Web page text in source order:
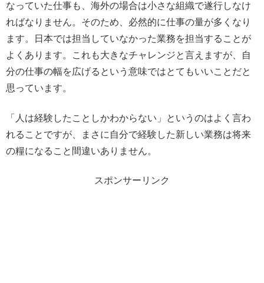
なっていた仕事も、海外の場合は小さな組織で遂行しなけ
ればなりません。そのため、必然的に仕事の量が多くなり
ます。日本では担当していなかった業務を担当することが
よくあります。これも大きなチャレンジと言えますが、自
分の仕事の幅を広げるという意味ではとてもいいことだと
思っています。
「人は経験したことしかわからない」というのはよく言わ
れることですが、まさに自分で経験した新しい業務は将来
の糧になること間違いありません。
スポンサーリンク